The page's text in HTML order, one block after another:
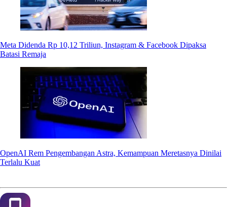
Meta Didenda Rp 10,12 Triliun, Instagram & Facebook Dipaksa
Batasi Remaja
OpenAI Rem Pengembangan Astra, Kemampuan Meretasnya Dinilai
Terlalu Kuat